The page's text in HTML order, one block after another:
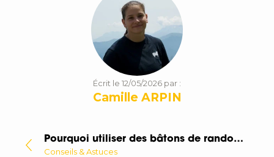
Écrit le 12/05/2026 par :
Camille ARPIN
Pourquoi utiliser des bâtons de randonnée ?
Conseils & Astuces